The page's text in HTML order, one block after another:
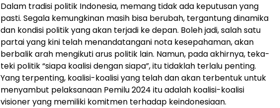
Dalam tradisi politik Indonesia, memang tidak ada keputusan yang
pasti. Segala kemungkinan masih bisa berubah, tergantung dinamika
dan kondisi politik yang akan terjadi ke depan. Boleh jadi, salah satu
partai yang kini telah menandatangani nota kesepahaman, akan
berbalik arah mengikuti arus politik lain. Namun, pada akhirnya, teka-
teki politik “siapa koalisi dengan siapa”, itu tidaklah terlalu penting.
Yang terpenting, koalisi-koalisi yang telah dan akan terbentuk untuk
menyambut pelaksanaan Pemilu 2024 itu adalah koalisi-koalisi
visioner yang memiliki komitmen terhadap keindonesiaan.